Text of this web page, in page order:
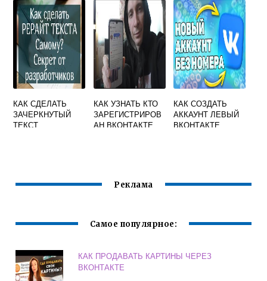
СООБЩЕНИЕ
ВКОНТАКТЕ
ВКОНТАКТЕ
КАК СДЕЛАТЬ
ЗАЧЕРКНУТЫЙ
ТЕКСТ
КАК УЗНАТЬ КТО
ЗАРЕГИСТРИРОВ
АН ВКОНТАКТЕ
КАК СОЗДАТЬ
АККАУНТ ЛЕВЫЙ
ВКОНТАКТЕ
Реклама
Самое популярное:
КАК ПРОДАВАТЬ КАРТИНЫ ЧЕРЕЗ
ВКОНТАКТЕ